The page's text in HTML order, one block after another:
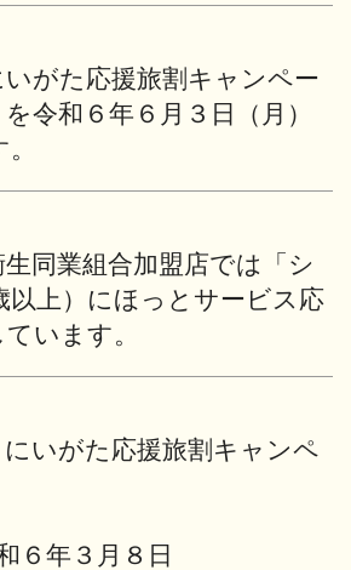
がた応援旅割キャンペー
令和６年６月３日（月）
同業組合加盟店では「シ
以上）にほっとサービス応
います。
にいがた応援旅割キャンペ
６年３月８日